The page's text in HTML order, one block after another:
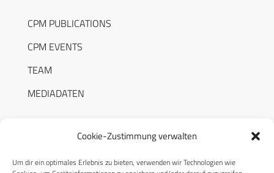
Cookie-Zustimmung verwalten
Um dir ein optimales Erlebnis zu bieten, verwenden wir Technologien wie
CPM PUBLICATIONS
CPM EVENTS
TEAM
MEDIADATEN
RECHTLICHES